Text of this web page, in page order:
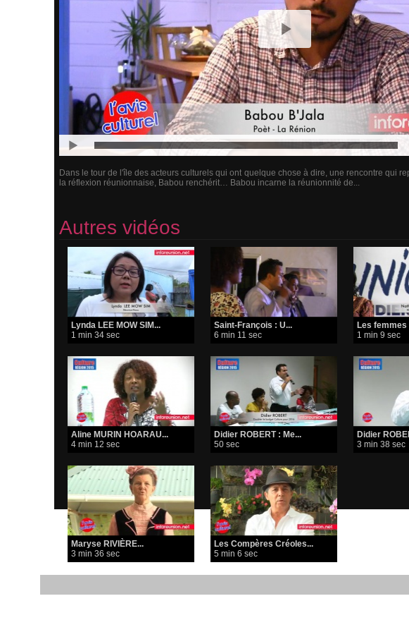
Dans le tour de l'île des acteurs culturels qui ont quelque chose à dire, une rencontre qui
la réflexion réunionnaise, Babou renchérit… Babou incarne la réunionnité de...
Autres vidéos
Lynda LEE MOW SIM...
1 min 34 sec
Saint-François : U...
6 min 11 sec
Les femmes
1 min 9 sec
Aline MURIN HOARAU...
4 min 12 sec
Didier ROBERT : Me...
50 sec
Didier
3 min 38 sec
Maryse RIVIÈRE...
3 min 36 sec
Les Compères Créoles...
5 min 6 sec